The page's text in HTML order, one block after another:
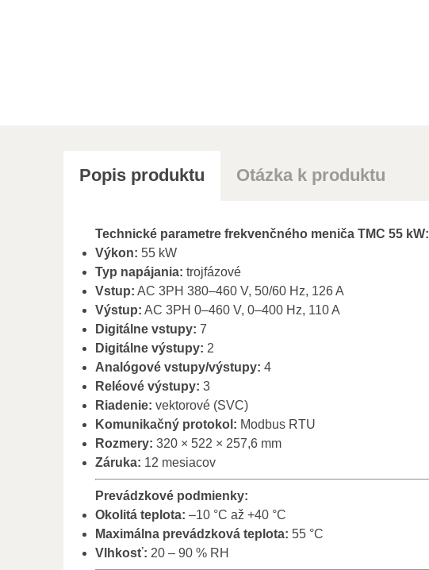
Popis produktu Otázka k produktu
Technické parametre frekvenčného meniča TMC 55 kW:
Výkon: 55 kW
Typ napájania: trojfázové
Vstup: AC 3PH 380–460 V, 50/60 Hz, 126 A
Výstup: AC 3PH 0–460 V, 0–400 Hz, 110 A
Digitálne vstupy: 7
Digitálne výstupy: 2
Analógové vstupy/výstupy: 4
Reléové výstupy: 3
Riadenie: vektorové (SVC)
Komunikačný protokol: Modbus RTU
Rozmery: 320 × 522 × 257,6 mm
Záruka: 12 mesiacov
Prevádzkové podmienky:
Okolitá teplota: –10 °C až +40 °C
Maximálna prevádzková teplota: 55 °C
Vlhkosť: 20 – 90 % RH